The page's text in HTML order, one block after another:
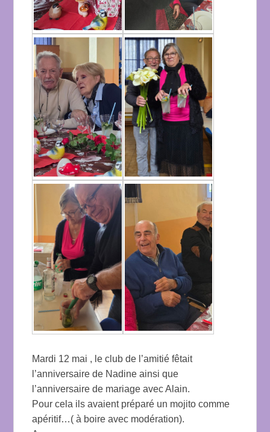
Mardi 12 mai , le club de l’amitié fêtait
l’anniversaire de Nadine ainsi que
l’anniversaire de mariage avec Alain.
Pour cela ils avaient préparé un mojito comme
apéritif…( à boire avec modération).